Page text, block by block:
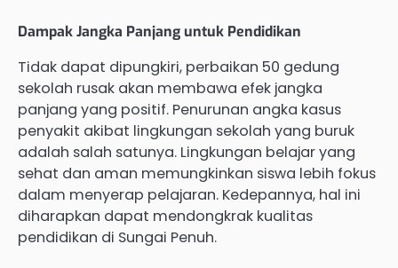
Dampak Jangka Panjang untuk Pendidikan
Tidak dapat dipungkiri, perbaikan 50 gedung
sekolah rusak akan membawa efek jangka
panjang yang positif. Penurunan angka kasus
penyakit akibat lingkungan sekolah yang buruk
adalah salah satunya. Lingkungan belajar yang
sehat dan aman memungkinkan siswa lebih fokus
dalam menyerap pelajaran. Kedepannya, hal ini
diharapkan dapat mendongkrak kualitas
pendidikan di Sungai Penuh.